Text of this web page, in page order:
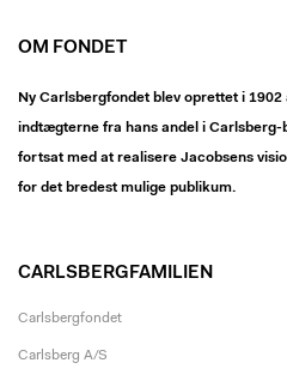
OM FONDET
Ny Carlsbergfondet blev oprettet i
indtægterne fra hans andel i
fortsat med at realisere Jacobsens
for det bredest mulige publikum.
CARLSBERGFAMILIEN
Carlsbergfondet
Carlsberg A/S